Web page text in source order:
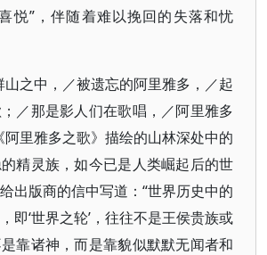
悦”，伴随着难以挽回的失落和忧
山之中，／被遗忘的阿里雅多，／起
／那是影人们在歌唱，／阿里雅多
阿里雅多之歌》描绘的山林深处中的
精灵族，如今已是人类崛起后的世
出版商的信中写道：“世界历史中的
即‘世界之轮’，往往不是王侯贵族或
靠诸神，而是靠貌似默默无闻者和